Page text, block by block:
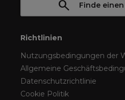
Finde
Richtlinien
Nutzungsbedingungen der
Allgemeine
Datenschutzrichtlinie
Cookie Politik